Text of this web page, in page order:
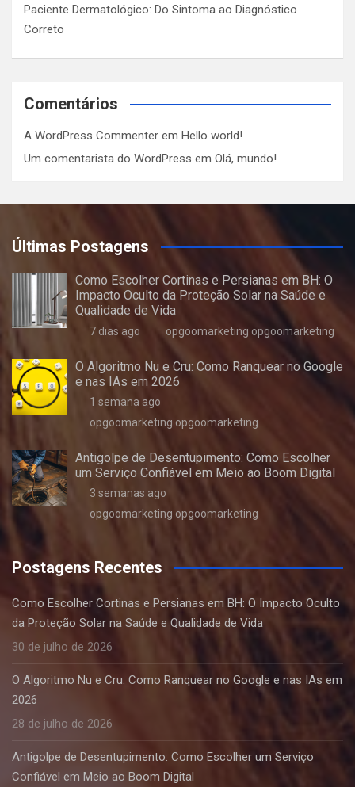
Paciente Dermatológico: Do Sintoma ao Diagnóstico
Correto
Comentários
A WordPress Commenter em Hello world!
Um comentarista do WordPress em Olá, mundo!
Últimas Postagens
Como Escolher Cortinas e Persianas em BH: O
Impacto Oculto da Proteção Solar na Saúde e
Qualidade de Vida
7 dias ago opgoomarketing opgoomarketing
O Algoritmo Nu e Cru: Como Ranquear no Google
e nas IAs em 2026
1 semana ago
opgoomarketing opgoomarketing
Antigolpe de Desentupimento: Como Escolher
um Serviço Confiável em Meio ao Boom Digital
3 semanas ago
opgoomarketing opgoomarketing
Postagens Recentes
Como Escolher Cortinas e Persianas em BH: O Impacto Oculto
da Proteção Solar na Saúde e Qualidade de Vida
30 de julho de 2026
O Algoritmo Nu e Cru: Como Ranquear no Google e nas IAs em
2026
28 de julho de 2026
Antigolpe de Desentupimento: Como Escolher um Serviço
Confiável em Meio ao Boom Digital